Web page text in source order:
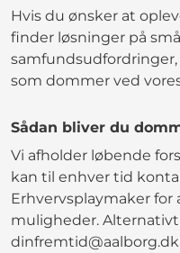
Hvis du ønsker at
finder løsninger på
som dommer ved
Sådan bliver du
Vi afholder løbende
kan til enhver tid
Erhvervsplaymaker
muligheder.